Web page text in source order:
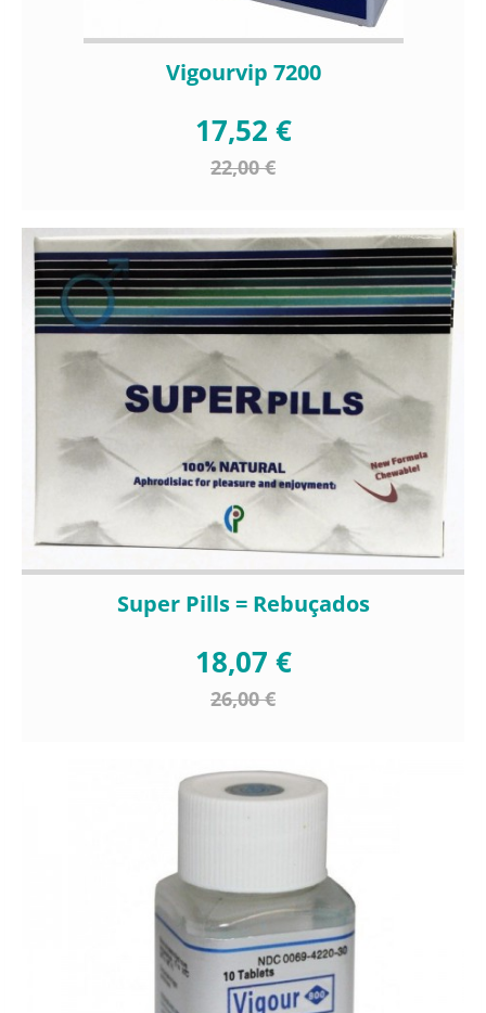
Vigourvip 7200
17,52 €
22,00 €
Super Pills = Rebuçados
18,07 €
26,00 €